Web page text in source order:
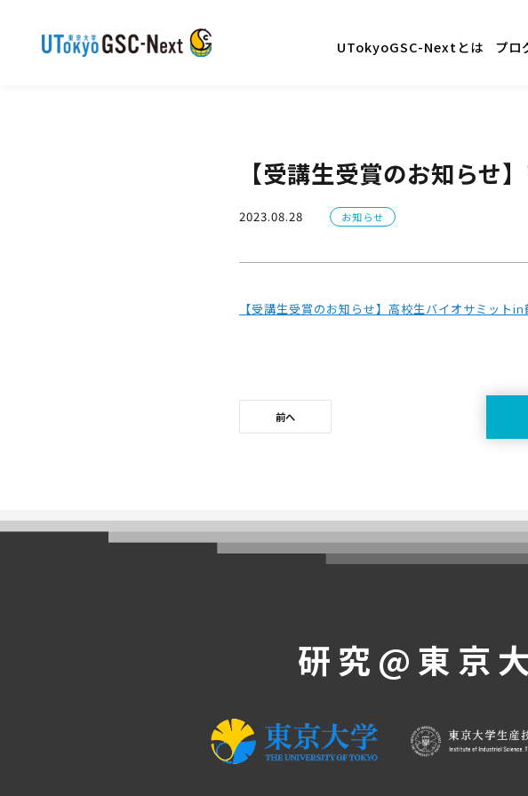
UTokyoGSC-Nextとは プロ
【受講生受賞のお知らせ
2023.08.28 お知らせ
【受講生受賞のお知らせ】高校生バイオサミットin
前へ
研究@東京